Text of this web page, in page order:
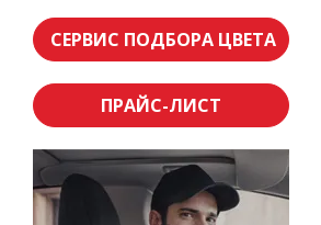
СЕРВИС ПОДБОРА ЦВЕТА
ПРАЙС-ЛИСТ